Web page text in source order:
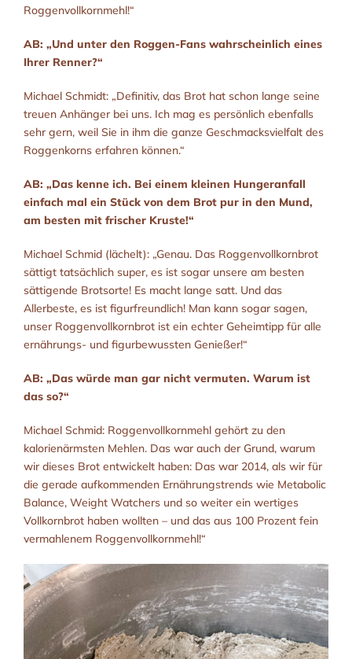
Roggenvollkornmehl!“
AB: „Und unter den Roggen-Fans wahrscheinlich eines
Ihrer Renner?“
Michael Schmidt: „Definitiv, das Brot hat schon lange seine
treuen Anhänger bei uns. Ich mag es persönlich ebenfalls
sehr gern, weil Sie in ihm die ganze Geschmacksvielfalt des
Roggenkorns erfahren können.“
AB: „Das kenne ich. Bei einem kleinen Hungeranfall
einfach mal ein Stück von dem Brot pur in den Mund,
am besten mit frischer Kruste!“
Michael Schmid (lächelt): „Genau. Das Roggenvollkornbrot
sättigt tatsächlich super, es ist sogar unsere am besten
sättigende Brotsorte! Es macht lange satt. Und das
Allerbeste, es ist figurfreundlich! Man kann sogar sagen,
unser Roggenvollkornbrot ist ein echter Geheimtipp für alle
ernährungs- und figurbewussten Genießer!“
AB: „Das würde man gar nicht vermuten. Warum ist
das so?“
Michael Schmid: Roggenvollkornmehl gehört zu den
kalorienärmsten Mehlen. Das war auch der Grund, warum
wir dieses Brot entwickelt haben: Das war 2014, als wir für
die gerade aufkommenden Ernährungstrends wie Metabolic
Balance, Weight Watchers und so weiter ein wertiges
Vollkornbrot haben wollten – und das aus 100 Prozent fein
vermahlenem Roggenvollkornmehl!“